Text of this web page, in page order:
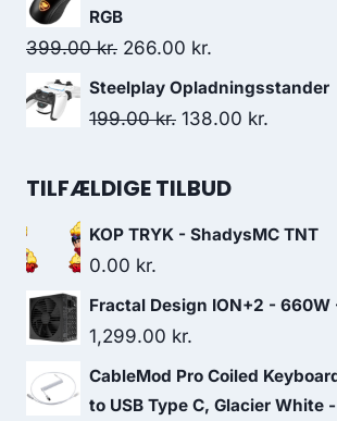
was:
749.00 kr..
RGB
399.00kr. Original
price
was:
266.00 kr.
price
is:
Steelplay Opladningsstander
199.00kr. Original
was:
138.00 kr.
TILFÆLDIGE TILBUD
KOP TRYK - ShadysMC TNT
0.00 kr.
Fractal Design ION+2 -
1,299.00 kr.
CableMod Pro Coiled
to USB Type C, Glacier White